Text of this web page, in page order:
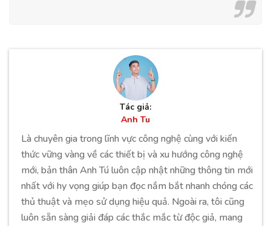
Tác giả:
Anh Tu
Là chuyên gia trong lĩnh vực công nghệ cùng với kiến
thức vững vàng về các thiết bị và xu hướng công nghệ
mới, bản thân Anh Tú luôn cập nhật những thông tin mới
nhất với hy vọng giúp bạn đọc nắm bắt nhanh chóng các
thủ thuật và mẹo sử dụng hiệu quả. Ngoài ra, tôi cũng
luôn sẵn sàng giải đáp các thắc mắc từ độc giả, mang